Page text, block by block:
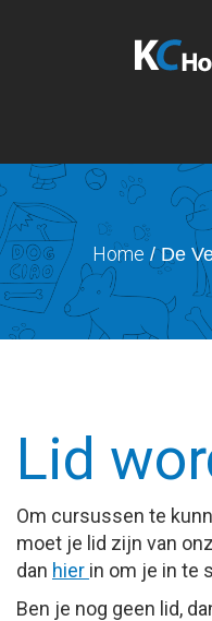
Home / De
Lid
Om cursussen te
moet je lid zijn van
dan hier in om je in te
Ben je nog geen lid,